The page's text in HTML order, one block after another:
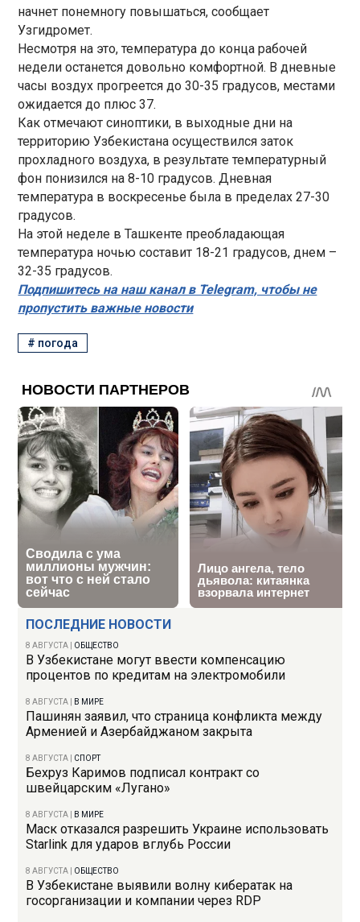
ПОСЛЕДНИЕ НОВОСТИ
8 АВГУСТА ОБЩЕСТВО
В Узбекистане могут ввести компенсацию
процентов по кредитам на электромобили
8 АВГУСТА В МИРЕ
Пашинян заявил, что страница конфликта между
Арменией и Азербайджаном закрыта
8 АВГУСТА СПОРТ
Бехруз Каримов подписал контракт со
швейцарским «Лугано»
8 АВГУСТА В МИРЕ
Маск отказался разрешить Украине использовать
Starlink для ударов вглубь России
8 АВГУСТА ОБЩЕСТВО
В Узбекистане выявили волну кибератак на
госорганизации и компании через RDP
начнет понемногу повышаться, сообщает
Узгидромет.
Несмотря на это, температура до конца рабочей
недели останется довольно комфортной. В дневные
часы воздух прогреется до 30-35 градусов, местами
ожидается до плюс 37.
Как отмечают синоптики, в выходные дни на
территорию Узбекистана осуществился заток
прохладного воздуха, в результате температурный
фон понизился на 8-10 градусов. Дневная
температура в воскресенье была в пределах 27-30
градусов.
На этой неделе в Ташкенте преобладающая
температура ночью составит 18-21 градусов, днем –
32-35 градусов.
Подпишитесь на наш канал в Telegram, чтобы не
пропустить важные новости
# погода